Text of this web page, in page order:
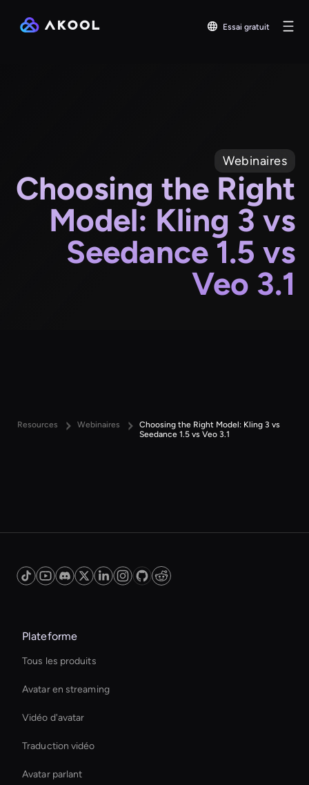
Essai gratuit
Webinaires
Choosing the Right
Model: Kling 3 vs
Seedance 1.5 vs
Veo 3.1
Resources Webinaires
Choosing the Right Model: Kling 3 vs
Seedance 1.5 vs Veo 3.1
Plateforme
Tous les produits
Avatar en streaming
Vidéo d'avatar
Traduction vidéo
Avatar parlant